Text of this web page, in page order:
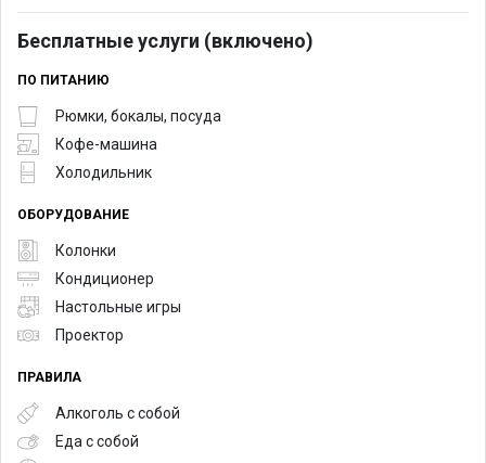
Бесплатные услуги (включено)
ПО ПИТАНИЮ
Рюмки, бокалы, посуда
Кофе-машина
Холодильник
ОБОРУДОВАНИЕ
Колонки
Кондиционер
Настольные игры
Проектор
ПРАВИЛА
Алкоголь с собой
Еда с собой